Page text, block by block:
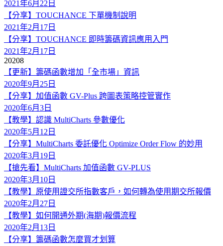
2021年6月22日
【分享】TOUCHANCE 下單機制說明
2021年2月17日
【分享】TOUCHANCE 即時籌碼資訊應用入門
2021年2月17日
20208
【更新】籌碼函數增加「全市場」資訊
2020年9月25日
【分享】加值函數 GV-Plus 跨圖表策略控管實作
2020年6月3日
【教學】認識 MultiCharts 參數優化
2020年5月12日
【分享】MultiCharts 委託優化 Optimize Order Flow 的妙用
2020年3月19日
【搶先看】MultiCharts 加值函數 GV-PLUS
2020年3月10日
【教學】原使用證交所指數客戶，如何轉為使用期交所報價
2020年2月27日
【教學】如何開通外期(海期)報價流程
2020年2月13日
【分享】籌碼函數怎麼買才划算